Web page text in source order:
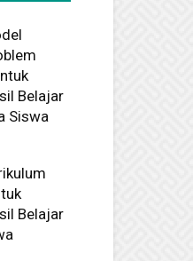
Belajar
Siswa
Belajar